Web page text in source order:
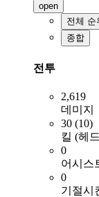
open
전체 순
종합
전투
2,619
데미지
30 (10)
킬 (헤
0
어시스
0
기절시